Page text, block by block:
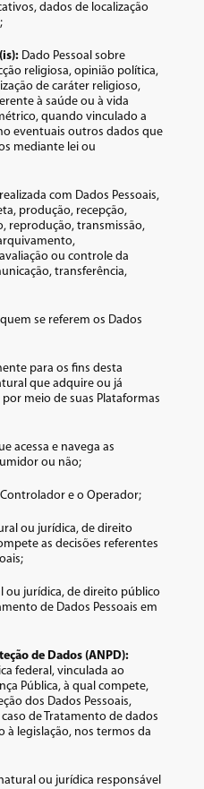
dados de localização
Dado Pessoal sobre
religiosa, opinião política,
de caráter religioso,
à saúde ou à vida
quando vinculado a
eventuais outros dados que
mediante lei ou
com Dados Pessoais,
produção, recepção,
reprodução, transmissão,
ou controle da
transferência,
se referem os Dados
para os fins desta
que adquire ou já
por meio de suas Plataformas
acessa e navega as
ou não;
e o Operador;
ou jurídica, de direito
as decisões referentes
ou jurídica, de direito público
de Dados Pessoais em
de Dados (ANPD):
federal, vinculada ao
Pública, à qual compete,
dos Dados Pessoais,
de Tratamento de dados
à legislação, nos termos da
ou jurídica responsável